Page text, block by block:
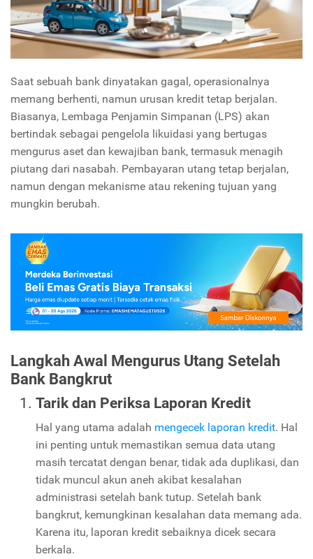
Saat sebuah bank dinyatakan gagal, operasionalnya
memang berhenti, namun urusan kredit tetap berjalan.
Biasanya, Lembaga Penjamin Simpanan (LPS) akan
bertindak sebagai pengelola likuidasi yang bertugas
mengurus aset dan kewajiban bank, termasuk menagih
piutang dari nasabah. Pembayaran utang tetap berjalan,
namun dengan mekanisme atau rekening tujuan yang
mungkin berubah.
Langkah Awal Mengurus Utang Setelah
Bank Bangkrut
Tarik dan Periksa Laporan Kredit
Hal yang utama adalah mengecek laporan kredit. Hal
ini penting untuk memastikan semua data utang
masih tercatat dengan benar, tidak ada duplikasi, dan
tidak muncul akun aneh akibat kesalahan
administrasi setelah bank tutup. Setelah bank
bangkrut, kemungkinan kesalahan data memang ada.
Karena itu, laporan kredit sebaiknya dicek secara
berkala.